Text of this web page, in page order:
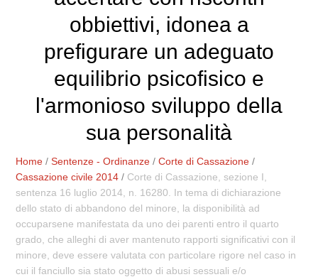
obbiettivi, idonea a
prefigurare un adeguato
equilibrio psicofisico e
l'armonioso sviluppo della
sua personalità
Home /Sentenze - Ordinanze /Corte di Cassazione /
Cassazione civile 2014 / Corte di Cassazione, sezione I,
sentenza 16 luglio 2014, n. 16280. In tema di dichiarazione
dello stato di abbandono del minore, la disponibilità ad
occuparsene manifestata da uno dei parenti entro il quarto
grado, che alleghi di aver mantenuto rapporti significativi con il
minore, deve essere valutata con particolare rigore nel caso in
cui il fanciullo sia stato oggetto di abusi sessuali e/o